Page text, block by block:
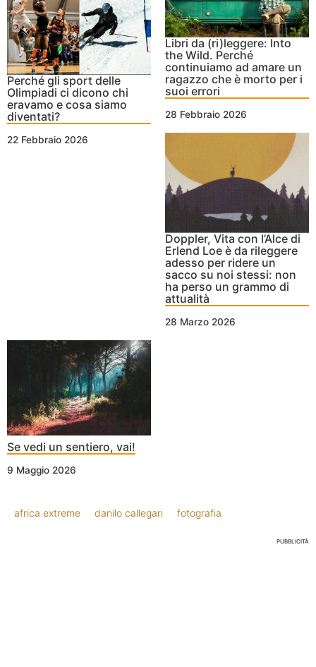
Perché gli sport delle
Olimpiadi ci dicono chi
eravamo e cosa siamo
diventati?
22 Febbraio 2026
Libri da (ri)leggere: Into
the Wild. Perché
continuiamo ad amare un
ragazzo che è morto per i
suoi errori
28 Febbraio 2026
Doppler, Vita con l’Alce di
Erlend Loe è da rileggere
adesso per ridere un
sacco su noi stessi: non
ha perso un grammo di
attualità
28 Marzo 2026
Se vedi un sentiero, vai!
9 Maggio 2026
africa extreme danilo callegari fotografia
PUBBLICITÀ